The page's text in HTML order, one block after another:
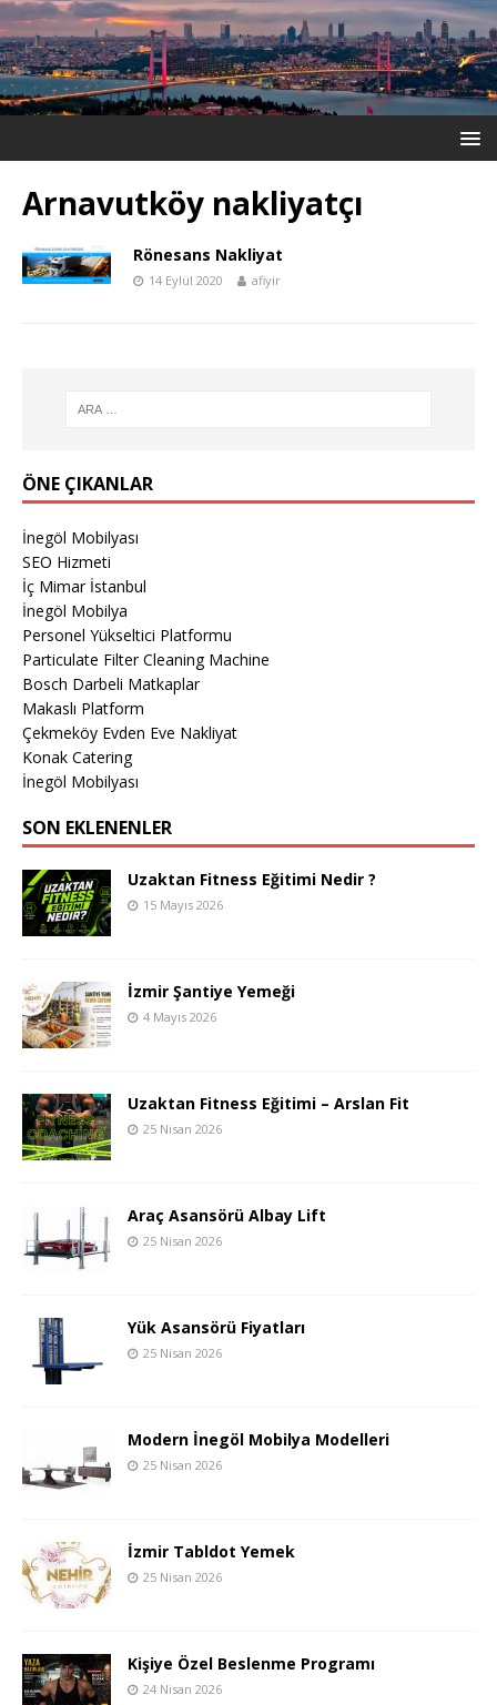
Arnavutköy nakliyatçı
Rönesans Nakliyat
14 Eylül 2020 afiyir
ÖNE ÇIKANLAR
İnegöl Mobilyası
SEO Hizmeti
İç Mimar İstanbul
İnegöl Mobilya
Personel Yükseltici Platformu
Particulate Filter Cleaning Machine
Bosch Darbeli Matkaplar
Makaslı Platform
Çekmeköy Evden Eve Nakliyat
Konak Catering
İnegöl Mobilyası
SON EKLENENLER
Uzaktan Fitness Eğitimi Nedir ?
15 Mayıs 2026
İzmir Şantiye Yemeği
4 Mayıs 2026
Uzaktan Fitness Eğitimi – Arslan Fit
25 Nisan 2026
Araç Asansörü Albay Lift
25 Nisan 2026
Yük Asansörü Fiyatları
25 Nisan 2026
Modern İnegöl Mobilya Modelleri
25 Nisan 2026
İzmir Tabldot Yemek
25 Nisan 2026
Kişiye Özel Beslenme Programı
24 Nisan 2026